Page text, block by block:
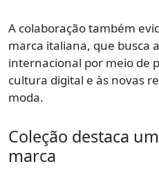
A colaboração também
marca italiana, que busca
internacional por meio de
cultura digital e às novas
moda.
Coleção destaca
marca